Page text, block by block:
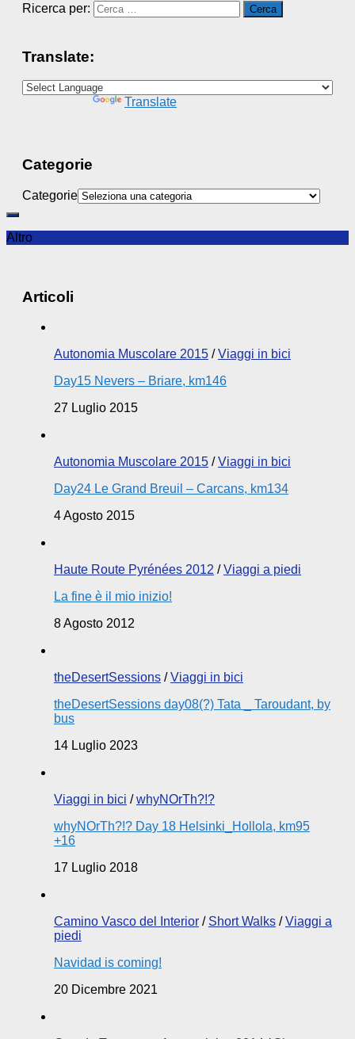
Ricerca per:
Translate:
Translate
Categorie
Categorie
Altro
Articoli
Autonomia Muscolare 2015 /Viaggi in bici
Day15 Nevers – Briare, km146
27 Luglio 2015
Autonomia Muscolare 2015 /Viaggi in bici
Day24 Le Grand Breuil – Carcans, km134
4 Agosto 2015
Haute Route Pyrénées 2012 /Viaggi a piedi
La fine è il mio inizio!
8 Agosto 2012
theDesertSessions /Viaggi in bici
theDesertSessions day08(?) Tata _ Taroudant, by
bus
14 Luglio 2023
Viaggi in bici /whyNOrTh?!?
whyNOrTh?!? Day 18 Helsinki_Hollola, km95
+16
17 Luglio 2018
Camino Vasco del Interior / Short Walks /Viaggi a
piedi
Navidad is coming!
20 Dicembre 2021